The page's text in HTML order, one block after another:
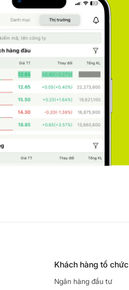
Khách hàng tổ chức
Ngân hàng đầu tư